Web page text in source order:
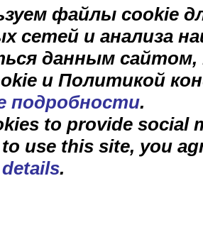
файлы cookie
сетей и анализа
данным
и Политикой
подробности.
to provide social
use this site, you
.